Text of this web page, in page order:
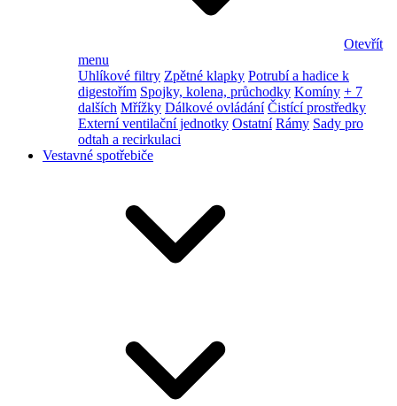
Otevřít
menu
Uhlíkové filtry Zpětné klapky Potrubí a hadice k
digestořím Spojky, kolena, průchodky Komíny + 7
dalších Mřížky Dálkové ovládání Čistící prostředky
Externí ventilační jednotky Ostatní Rámy Sady pro
odtah a recirkulaci
Vestavné spotřebiče